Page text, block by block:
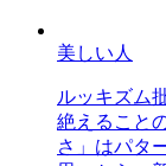
美しい人
ルッキズム
絶えること
さ」はパタ